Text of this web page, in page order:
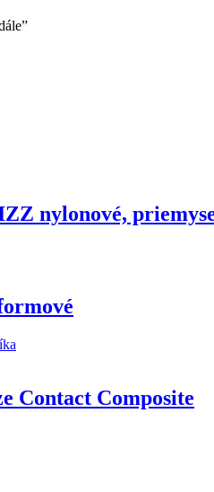
nylonové,
Contact Composite